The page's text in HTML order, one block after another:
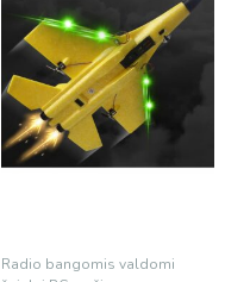
Radio bangomis valdomi